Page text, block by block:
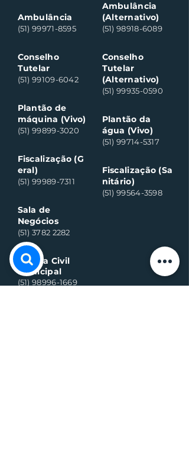
Ambulância
(51) 99971-8595
Conselho
Tutelar
(51) 99109-6042
Plantão de
máquina (Vivo)
(51) 99899-3020
Fiscalização (G
eral)
(51) 99989-7311
Sala de
Negócios
(51) 3782 2282
Defesa Civil
Municipal
(51) 98996-1669
Ambulância
(Alternativo)
(51) 98918-6089
Conselho
Tutelar
(Alternativo)
(51) 99935-0590
Plantão da
água (Vivo)
(51) 99714-5317
Fiscalização (Sa
nitário)
(51) 99564-3598